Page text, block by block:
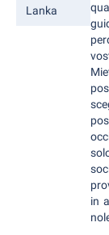
Lanka
in